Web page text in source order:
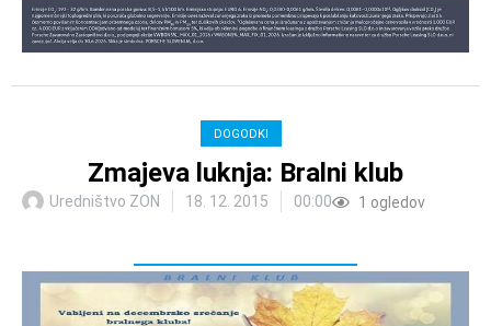
DOGODKI
Zmajeva luknja: Bralni klub
Uredništvo ZON 18. 12. 2015 00:00 1 ogledov